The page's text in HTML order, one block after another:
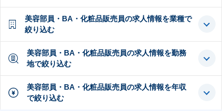
美容部員・BA・化粧品販売員の求人情報を業種で
絞り込む
美容部員・BA・化粧品販売員の求人情報を勤務
地で絞り込む
美容部員・BA・化粧品販売員の求人情報を年収
で絞り込む